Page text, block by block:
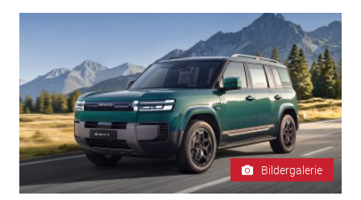
Bildergalerie